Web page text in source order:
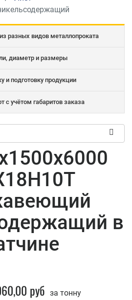
разных видов металлопроката
диаметр и размеры
и подготовку продукции
с учётом габаритов заказа
в
руб за тонну